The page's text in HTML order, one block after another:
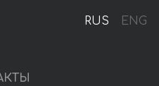
RUS ENG